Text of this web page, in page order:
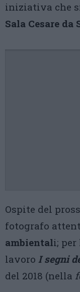
iniziativa che
Sala Cesare da
Ospite del
fotografo
ambientali; per
lavoro I segni
del 2018 (nella